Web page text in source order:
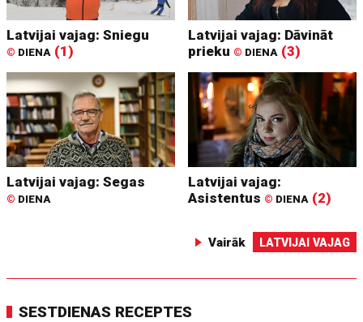
Latvijai vajag: Sniegu
© DIENA (1)
Latvijai vajag: Dāvināt
prieku © DIENA (3)
Latvijai vajag: Segas
© DIENA
Latvijai vajag:
Asistentus © DIENA (2)
Vairāk LATVIJAI VAJAG
SESTDIENAS RECEPTES